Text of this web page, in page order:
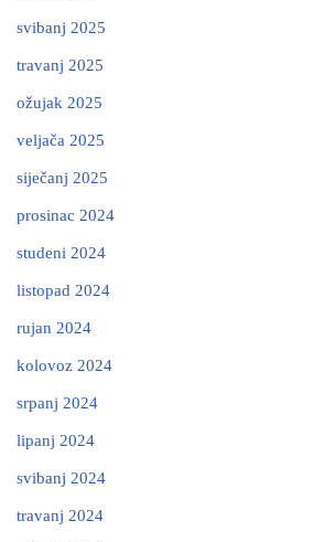
svibanj 2025
travanj 2025
ožujak 2025
veljača 2025
siječanj 2025
prosinac 2024
studeni 2024
listopad 2024
rujan 2024
kolovoz 2024
srpanj 2024
lipanj 2024
svibanj 2024
travanj 2024